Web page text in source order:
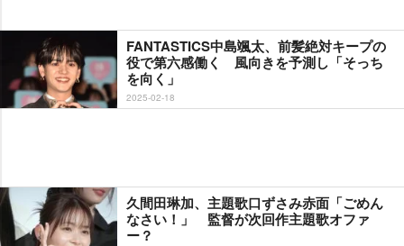
FANTASTICS中島颯太、前髪絶対キープの
役で第六感働く 風向きを予測し「そっち
を向く」
2025-02-18
久間田琳加、主題歌口ずさみ赤面「ごめん
なさい！」 監督が次回作主題歌オファ
ー？